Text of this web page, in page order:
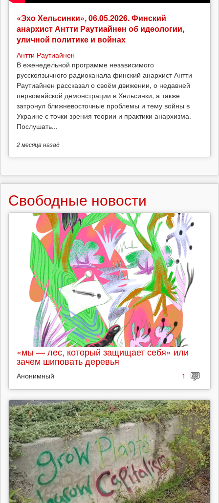
«Эхо Хельсинки», 06.05.2026. Финский
анархист Антти Раутиайнен об идеологии,
уличной политике и войнах
Антти Раутиайнен
В еженедельной программе независимого
русскоязычного радиоканала финский анархист Антти
Раутиайнен рассказал о своём движении, о недавней
первомайской демонстрации в Хельсинки, а также
затронул ближневосточные проблемы и тему войны в
Украине с точки зрения теории и практики анархизма.
Послушать...
2 месяцаназад
Свободные новости
«мы — лес, который защищает себя» или
зачем шиповать деревья
Анонимный 1